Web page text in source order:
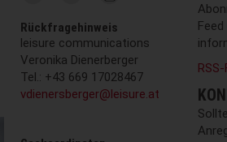
Rückfragehinweis
leisure communications
Veronika Dienerberger
Tel.: +43 669 17028467
vdienersberger@leisure.at